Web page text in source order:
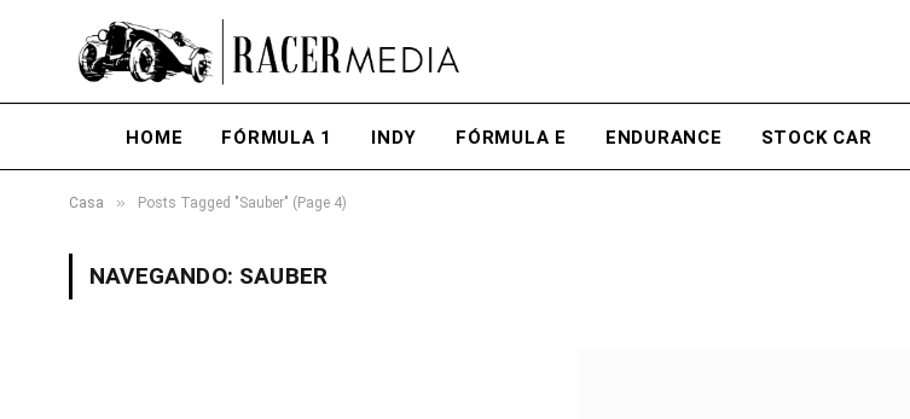
HOME FÓRMULA 1 INDY FÓRMULA E ENDURANCE STOCK CAR
Casa » Posts Tagged "Sauber" (Page 4)
NAVEGANDO: SAUBER